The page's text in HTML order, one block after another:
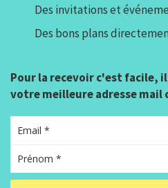
Des invitations et
Des bons plans
Pour la recevoir c'est facile,
votre meilleure adresse mail